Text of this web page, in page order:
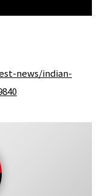
news/indian-